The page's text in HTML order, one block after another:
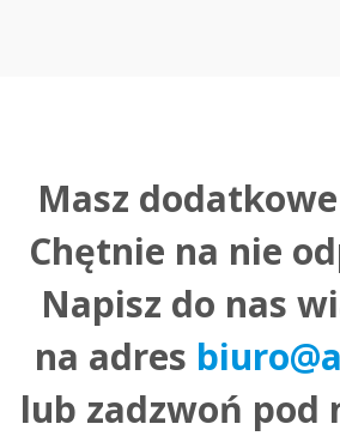
Masz
Chętnie na nie
Napisz do nas
na adres
lub zadzwoń pod